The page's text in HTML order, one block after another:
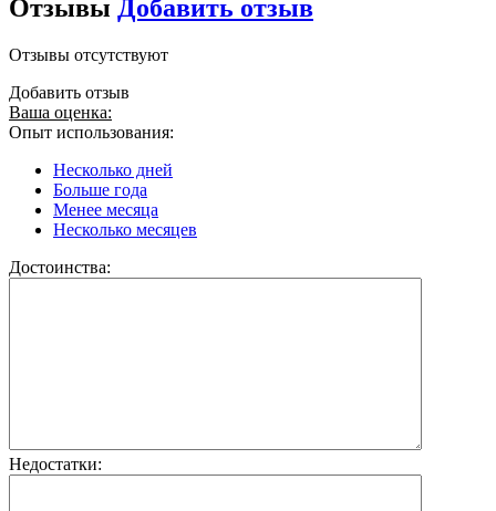
Отзывы Добавить отзыв
Отзывы отсутствуют
Добавить отзыв
Ваша оценка:
Опыт использования:
Несколько дней
Больше года
Менее месяца
Несколько месяцев
Достоинства:
Недостатки: